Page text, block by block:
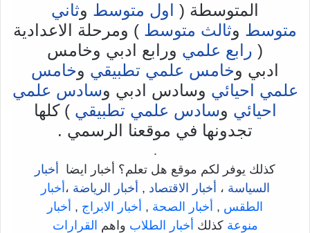
المتوسطة ( اول متوسط وثاني
متوسط وثالث متوسط ) ومرحلة الاعدادية
( رابع علمي ورابع ادبي وخامس
ادبي وخامس علمي تطبيقي وخامس
علمي احيائي وسادس ادبي وسادس علمي
احيائي وسادس علمي تطبيقي ) كلها
تجدونها في موقعنا الرسمي .
.
كذلك يوفر لكم موقع هل تعلم؟ أخبار ايضا
أخبار
السياسة ، أخبار الاقتصاد , أخبار الرياضة ، أخبار
الطقس , أخبار الصحة , أخبار الابراج , أخبار
منوعة كذلك أخبار الطلاب واهم القرارات